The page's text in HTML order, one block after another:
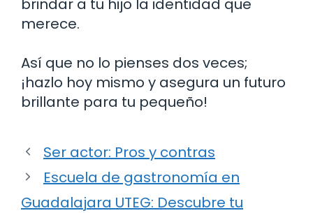
merece.
Así que no lo pienses dos veces;
¡hazlo hoy mismo y asegura un futuro
brillante para tu pequeño!
Ser actor: Pros y contras
Escuela de gastronomía en
Guadalajara UTEG: Descubre tu